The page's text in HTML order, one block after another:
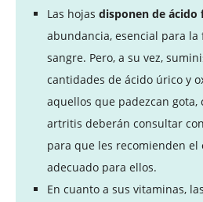
Las hojas disponen de ácido
abundancia, esencial para la
sangre. Pero, a su vez,
cantidades de ácido úrico y
aquellos que padezcan gota,
artritis deberán consultar
para que les recomienden el
adecuado para ellos.
En cuanto a sus vitaminas,